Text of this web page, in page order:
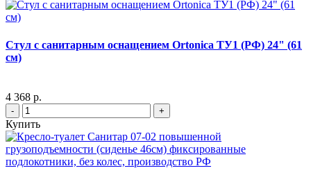
Стул с санитарным оснащением Ortonica ТУ1 (РФ) 24" (61
см)
4 368 р.
- +
Купить